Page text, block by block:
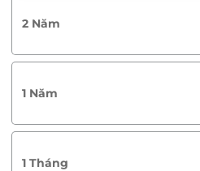
2 Năm
1 Năm
1 Tháng